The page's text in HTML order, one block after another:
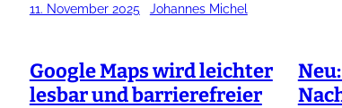
11. November 2025 Johannes Michel
Google Maps wird leichter
lesbar und barrierefreier